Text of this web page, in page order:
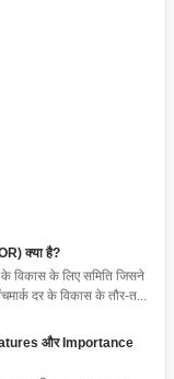
क्या है?
विकास के लिए समिति जिसने
दर के विकास के तौर-त...
और Importance